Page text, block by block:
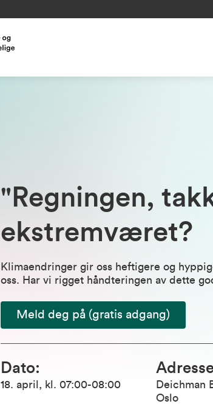
"Regningen,
ekstremværet?
Klimaendringer gir oss heftigere og
oss. Har vi rigget håndteringen av dette
Meld deg på (gratis adgang)
Dato:
18. april , kl. 07:00-08:00
Deichman
Oslo